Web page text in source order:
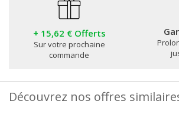
+ 15,62 € Offerts
Sur votre prochaine
commande
Découvrez nos offres